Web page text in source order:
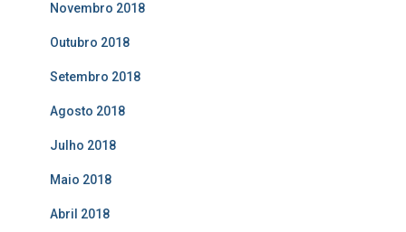
Novembro 2018
Outubro 2018
Setembro 2018
Agosto 2018
Julho 2018
Maio 2018
Abril 2018